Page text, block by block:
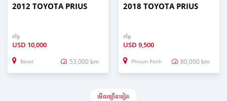
2012 TOYOTA PRIUS
តម្លៃ
USD 10,000
Bavet 53,000 km
2018 TOYOTA PRIUS
តម្លៃ
USD 9,500
Phnom Penh 80,000 km
មើល​ច្រើន​ទៀត